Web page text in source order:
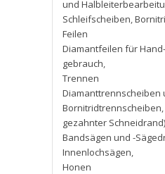
und
Schleifscheiben,
Feilen
Diamantfeilen für
gebrauch,
Trennen
Diamanttrennscheiben
Bornitridtrennscheiben,
gezahnter Schneidrand)
Bandsägen und -
Innenlochsägen,
Honen